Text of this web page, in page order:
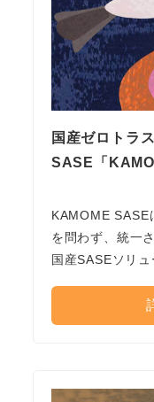
国産ゼロトラ
SASE「
KAMOME SASE
を問わず、統一
国産SASEソリュ